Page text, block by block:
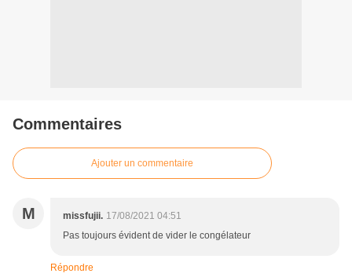
Commentaires
Ajouter un commentaire
M missfujii. 17/08/2021 04:51
Pas toujours évident de vider le congélateur
Répondre